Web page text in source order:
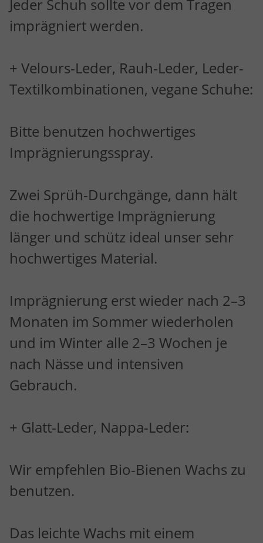
Jeder Schuh sollte vor dem Tragen
imprägniert werden.
+ Velours-Leder, Rauh-Leder, Leder-
Textilkombinationen, vegane Schuhe:
Bitte benutzen hochwertiges
Imprägnierungsspray.
Zwei Sprüh-Durchgänge, dann hält
die hochwertige Imprägnierung
länger und schütz ideal unser sehr
hochwertiges Material.
Imprägnierung erst wieder nach 2–3
Monaten im Sommer wiederholen
und im Winter alle 2–3 Wochen je
nach Nässe und intensiven
Gebrauch.
+ Glatt-Leder, Nappa-Leder:
Wir empfehlen Bio-Bienen Wachs zu
benutzen.
Das leichte Wachs mit einem